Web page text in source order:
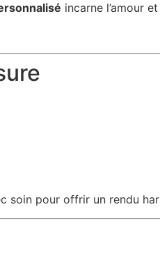
incarne l’amour et
soin pour offrir un rendu